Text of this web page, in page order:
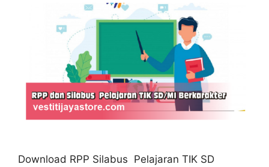
Download RPP Silabus Pelajaran TIK SD